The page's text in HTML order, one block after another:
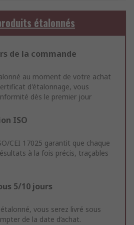
étalonnés
de la commande
au moment de votre achat
d'étalonnage, vous
dès le premier jour
ISO
CEI 17025 garantit que chaque
à la fois précis, traçables
5/10 jours
vous serez livré sous
de la date d’achat.